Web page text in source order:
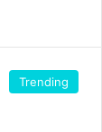
Trending